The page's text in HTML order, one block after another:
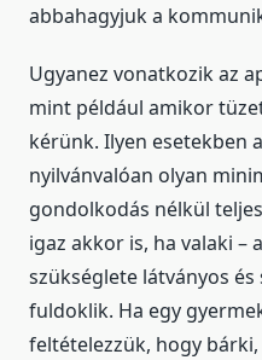
abbahagyjuk a
Ugyanez vonatkozik az
mint például amikor
kérünk. Ilyen esetekben
nyilvánvalóan olyan
gondolkodás nélkül
igaz akkor is, ha valaki –
szükséglete látványos
fuldoklik. Ha egy
feltételezzük, hogy